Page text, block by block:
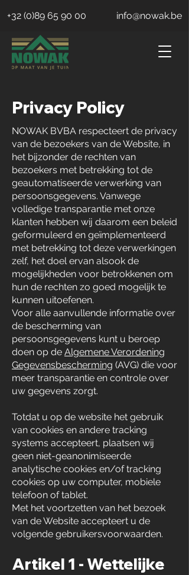
+32 (0)89 65 90 00 info@nowak.be
Privacy Policy
NOWAK BVBA respecteert de privacy
van de bezoekers van de Website, in
het bijzonder de rechten van
bezoekers met betrekking tot de
geautomatiseerde verwerking van
persoonsgegevens. Vanwege
volledige transparantie met onze
klanten hebben wij daarom een beleid
geformuleerd en geïmplementeerd
met betrekking tot deze verwerkingen
zelf, het doel ervan alsook de
mogelijkheden voor betrokkenen om
hun de rechten zo goed mogelijk te
kunnen uitoefenen.
Voor alle aanvullende informatie over
de bescherming van
persoonsgegevens kunt u beroep
doen op de Algemene Verordening
Gegevensbescherming (AVG) die voor
meer transparantie en controle over
uw gegevens zorgt.
Totdat u op de website het gebruik
van cookies en andere tracking
systems accepteert, plaatsen wij
geen niet-geanonimiseerde
analytische cookies en/of tracking
cookies op uw computer, mobiele
telefoon of tablet.
Met het voortzetten van het bezoek
van de Website accepteert u de
volgende gebruikersvoorwaarden.
Artikel 1 - Wettelijke